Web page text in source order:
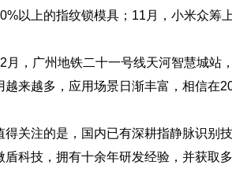
以上的指纹锁模具；11月，小米众筹
广州地铁二十一号线天河智慧城站，
越来越多，应用场景日渐丰富，相信在
注的是，国内已有深耕指静脉识别技
盾科技，拥有十余年研发经验，并获取